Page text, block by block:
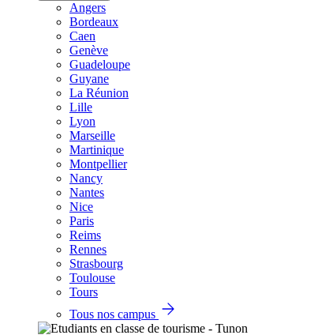
Angers
Bordeaux
Caen
Genève
Guadeloupe
Guyane
La Réunion
Lille
Lyon
Marseille
Martinique
Montpellier
Nancy
Nantes
Nice
Paris
Reims
Rennes
Strasbourg
Toulouse
Tours
Tous nos campus